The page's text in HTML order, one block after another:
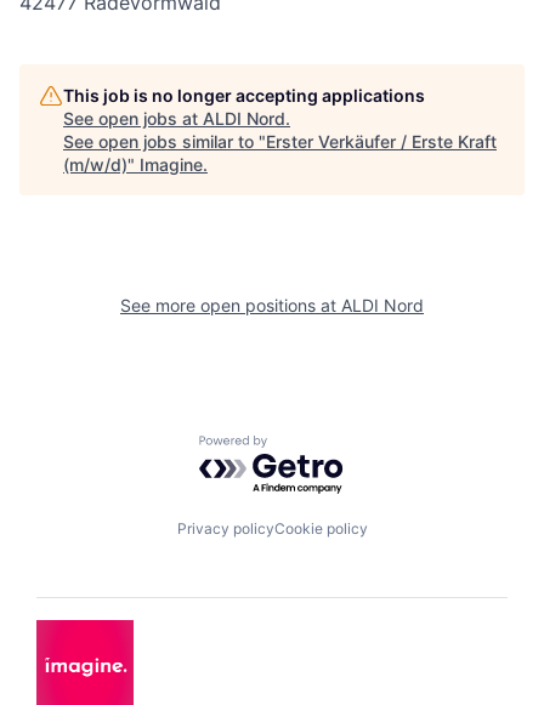
This job is no longer accepting applications
See open jobs at ALDI Nord.
See open jobs similar to "Erster Verkäufer / Erste Kraft
(m/w/d)" Imagine.
See more open positions at ALDI Nord
Powered by Getro.com
Privacy policyCookie policy